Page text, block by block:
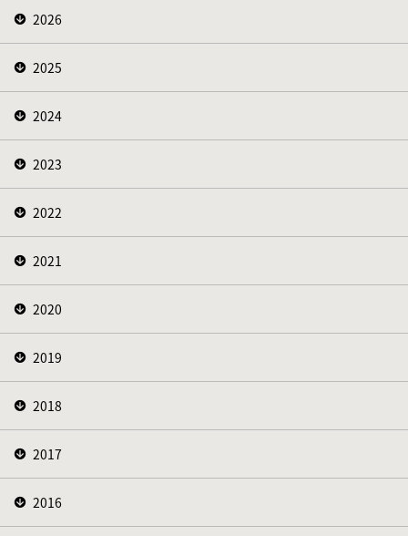
2026
2025
2024
2023
2022
2021
2020
2019
2018
2017
2016